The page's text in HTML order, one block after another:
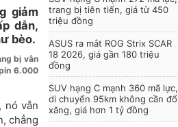
giảm
dẫn,
bèo.
bị vẫn
6.000
nó vẫn
chẳng
trang bị tiên tiến, giá từ 450
triệu đồng
ASUS ra mắt ROG Strix SCAR
18 2026, giá gần 180 triệu
đồng
SUV hạng C mạnh 360 mã lực,
di chuyển 95km không cần đổ
xăng, giá hơn 1 tỷ đồng